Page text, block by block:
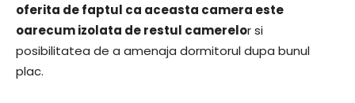
oferita de faptul ca aceasta camera este
oarecum izolata de restul camerelor si
posibilitatea de a amenaja dormitorul dupa bunul
plac.